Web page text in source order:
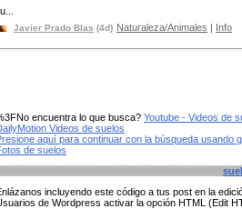
Javier Prado Blas (4d) Naturaleza/Animales | Info
encuentra lo que busca? Youtube - Videos de
Videos de suelos
aquí para continuar con la búsqueda usando
de suelos
incluyendo este código a tus post en la
de Wordpress activar la opción HTML (Edit